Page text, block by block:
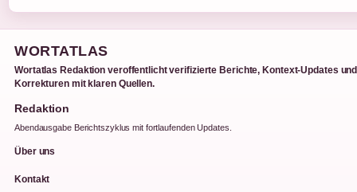
WORTATLAS
Wortatlas Redaktion veroffentlicht verifizierte Berichte, Kontext-Updates und
Korrekturen mit klaren Quellen.
Redaktion
Abendausgabe Berichtszyklus mit fortlaufenden Updates.
Über uns
Kontakt